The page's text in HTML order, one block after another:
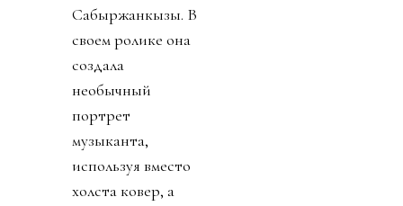
Сабыржанкызы. В
своем ролике она
создала
необычный
портрет
музыканта,
используя вместо
холста ковер, а